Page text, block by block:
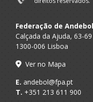
Femininas
2019/20
Sport Lisboa
Selecções
Federação de
Calçada da Ajuda, 63-69
1300-006 Lisboa
Ver no Mapa
E. andebol@fpa.pt
T. +351 213 611 900